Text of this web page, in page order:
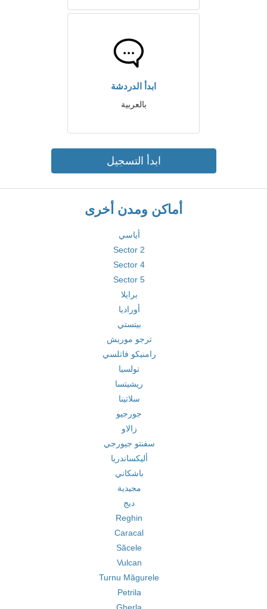
ابدأ الدردشة
بالعربية
ابدأ التسجيل
أماكن ومدن أخرى
أياسي
Sector 2
Sector 4
Sector 5
برايلا
أوراديا
بيتستي
ترجو موريش
رامنيكو فاتلسي
تولسيا
ريشيتسا
سلاتينا
جورجيو
زالاو
سفنتو جيورجي
أليكساندريا
باشكاني
مجيدية
ديج
Reghin
Caracal
Săcele
Vulcan
Turnu Măgurele
Petrila